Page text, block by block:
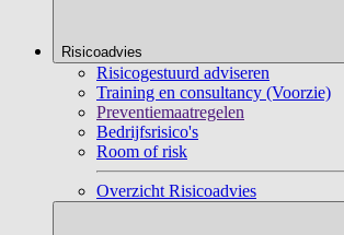
Risicoadvies
Risicogestuurd adviseren
Training en consultancy (Voorzie)
Preventiemaatregelen
Bedrijfsrisico's
Room of risk
Overzicht Risicoadvies